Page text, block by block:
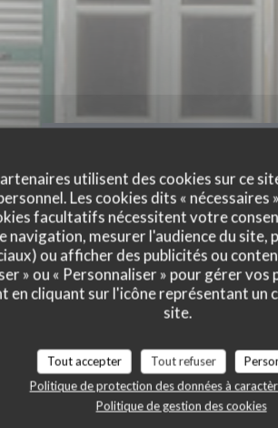
utilisent des cookies sur ce
Les cookies dits «
facultatifs nécessitent votre
navigation, mesurer l'audience du site,
ou afficher des publicités ou
» ou « Personnaliser » pour gérer
en cliquant sur l'icône représentant un
site.
Tout accepter Tout refuser
Politique de protection des données à
Politique de gestion des cookies